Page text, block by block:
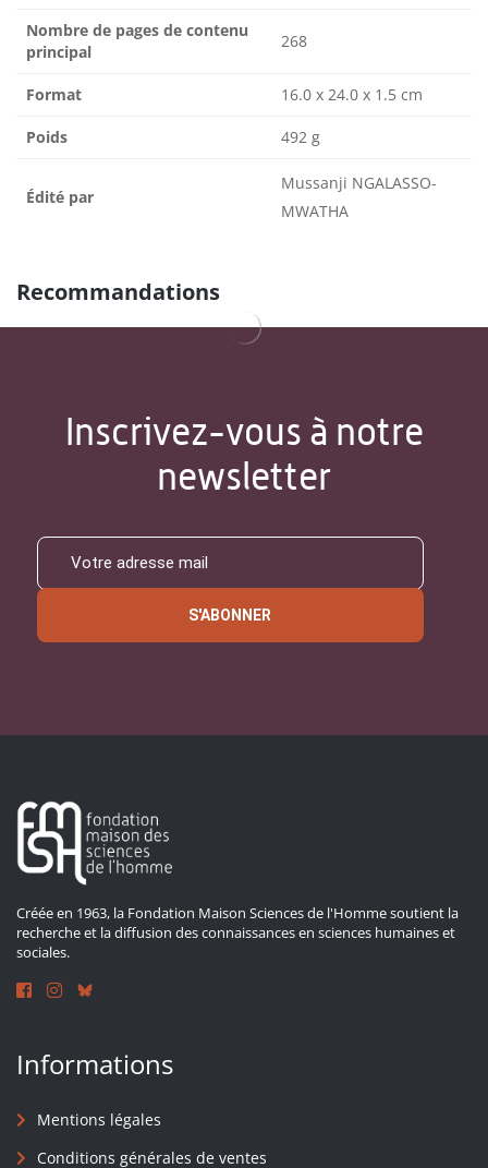
Nombre de pages de contenu
principal
268
Format 16.0 x 24.0 x 1.5 cm
Poids 492 g
Édité par
Mussanji NGALASSO-
MWATHA
Recommandations
Inscrivez-vous à notre
newsletter
S'ABONNER
Créée en 1963, la Fondation Maison Sciences de l'Homme soutient la
recherche et la diffusion des connaissances en sciences humaines et
sociales.
Informations
Mentions légales
Conditions générales de ventes